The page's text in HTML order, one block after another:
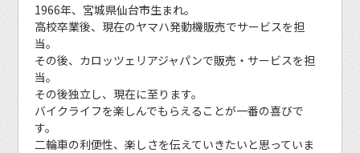
1966年、宮城県仙台市生まれ。
高校卒業後、現在のヤマハ発動機販売でサービスを担
当。
その後、カロッツェリアジャパンで販売・サービスを担
当。
その後独立し、現在に至ります。
バイクライフを楽しんでもらえることが一番の喜びで
す。
二輪車の利便性、楽しさを伝えていきたいと思っていま